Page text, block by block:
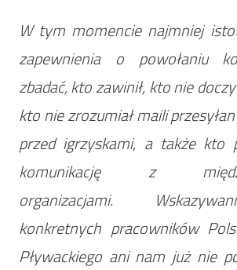
W tym momencie najmniej
zapewnienia o powołaniu
zbadać, kto zawinił, kto nie
kto nie zrozumiał maili
przed igrzyskami, a także kto
komunikację z
organizacjami.
konkretnych pracowników
Pływackiego ani nam już nie